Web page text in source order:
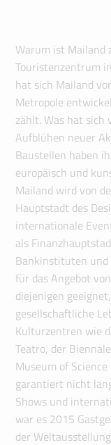
Warum ist Mailand
Touristenzentrum
hat sich Mailand
Metropole
zählt. Was hat sich
Aufblühen neuer
Baustellen haben
europäisch und
Mailand wird von
Hauptstadt des
internationale
als
Bankinstituten und
für das Angebot
diejenigen
gesellschaftliche
Kulturzentren wie
Teatro, der
Museum of
garantiert nicht
Shows und
war es 2015
der